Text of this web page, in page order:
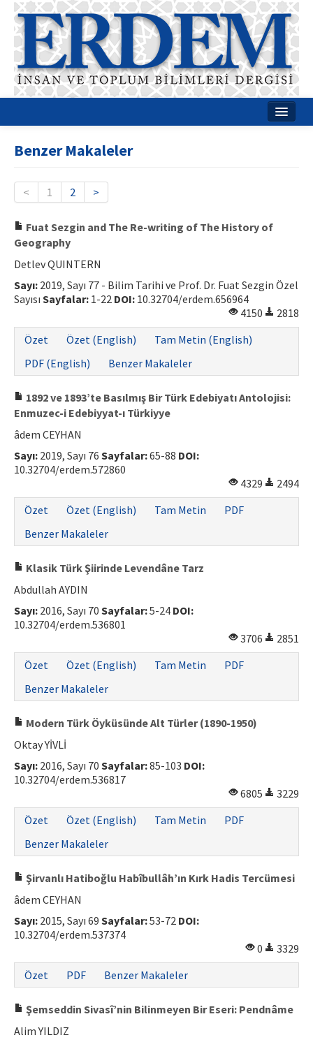
Dergi Kurulları
Yayın Politikaları
İletişim
ISSN: 1010-867X · e-ISSN: 2667-8713
Benzer Makaleler
< 1 2 >
Fuat Sezgin and The Re-writing of The History of
Geography
Detlev QUINTERN
Sayı: 2019, Sayı 77 - Bilim Tarihi ve Prof. Dr. Fuat Sezgin Özel
Sayısı Sayfalar: 1-22 DOI: 10.32704/erdem.656964
4150
2818
Özet
Özet (English)
Tam Metin (English)
PDF (English)
Benzer Makaleler
1892 ve 1893’te Basılmış Bir Türk Edebiyatı Antolojisi:
Enmuzec-i Edebiyyat-ı Türkiyye
âdem CEYHAN
Sayı: 2019, Sayı 76 Sayfalar:65-88 DOI:
10.32704/erdem.572860
4329
2494
Özet
Özet (English) Tam Metin
PDF
Benzer Makaleler
Klasik Türk Şiirinde Levendâne Tarz
Abdullah AYDIN
Sayı: 2016, Sayı 70 Sayfalar:5-24 DOI:
10.32704/erdem.536801
3706
2851
Özet
Özet (English) Tam Metin
PDF
Benzer Makaleler
Modern Türk Öyküsünde Alt Türler (1890-1950)
Oktay YİVLİ
Sayı: 2016, Sayı 70 Sayfalar:85-103 DOI:
10.32704/erdem.536817
6805
3229
Özet
Özet (English) Tam Metin
PDF
Benzer Makaleler
Şirvanlı Hatiboğlu Habîbullâh’ın Kırk Hadis Tercümesi
âdem CEYHAN
Sayı: 2015, Sayı 69 Sayfalar:53-72 DOI:
10.32704/erdem.537374
0
3329
Özet
PDF Benzer Makaleler
Şemseddin Sivasî’nin Bilinmeyen Bir Eseri: Pendnâme
Alim YILDIZ